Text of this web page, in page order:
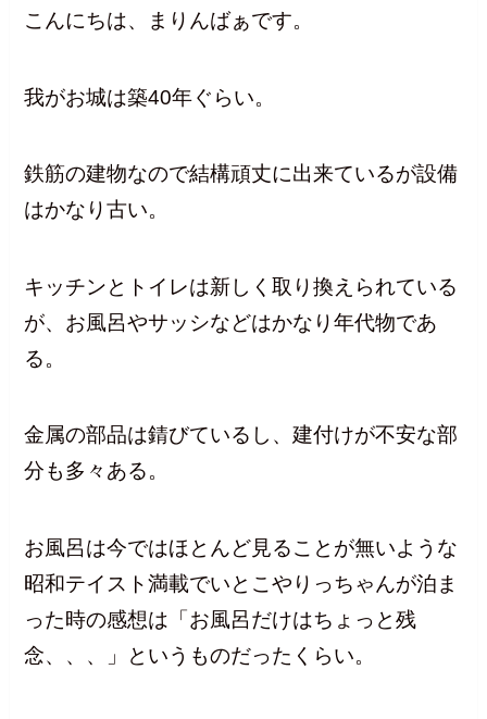
こんにちは、まりんばぁです。
我がお城は築40年ぐらい。
鉄筋の建物なので結構頑丈に出来ているが設備
はかなり古い。
キッチンとトイレは新しく取り換えられている
が、お風呂やサッシなどはかなり年代物であ
る。
金属の部品は錆びているし、建付けが不安な部
分も多々ある。
お風呂は今ではほとんど見ることが無いような
昭和テイスト満載でいとこやりっちゃんが泊ま
った時の感想は「お風呂だけはちょっと残
念、、、」というものだったくらい。